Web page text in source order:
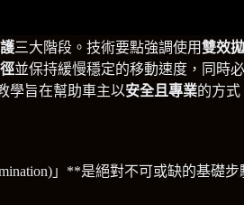
三大階段。技術要點強調使用雙效
並保持緩慢穩定的移動速度，同時
學旨在幫助車主以安全且專業的方式
」**是絕對不可或缺的基礎